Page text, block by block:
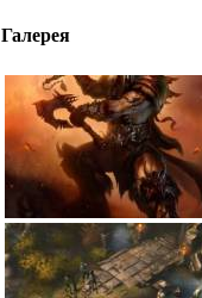
Галерея